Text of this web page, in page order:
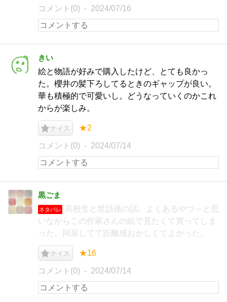
コメント(0) 2024/07/16
きい
絵と物語が好みで購入したけど、とても良かっ
た。櫻井の髪下ろしてるときのギャップが良い。
華も積極的で可愛いし。どうなっていくのかこれ
からが楽しみ。
ナイス ★2
コメント(0) 2024/07/14
黒ごま
ネタバレ
高校生と世話係の話。よくあるやつ～と思
いながらこの作家さんの絵で見たくて買ってしま
った。同居してて距離感おかしくてよかった。
ナイス ★16
コメント(0) 2024/07/14